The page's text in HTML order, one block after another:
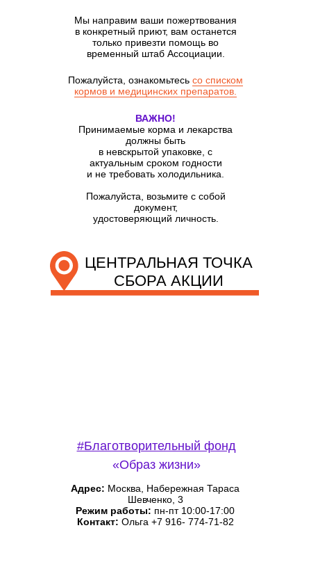
ЦЕНТРАЛЬНАЯ ТОЧКА
СБОРА АКЦИИ
#Благотворительный фонд
«Образ жизни»
Адрес: Москва, Набережная Тараса
Шевченко, 3
Режим работы: пн-пт 10:00-17:00
Контакт: Ольга +7 916- 774-71-82
Мы направим ваши пожертвования
в конкретный приют, вам останется
только привезти помощь во
временный штаб Ассоциации.
Пожалуйста, ознакомьтесь со списком
кормов и медицинских препаратов.
ВАЖНО!
Принимаемые корма и лекарства
должны быть
в невскрытой упаковке, с
актуальным сроком годности
и не требовать холодильника.
Пожалуйста, возьмите с собой
документ,
удостоверяющий личность.